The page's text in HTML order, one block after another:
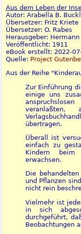
Aus dem Leben der
Autor: Arabella B.
Übersetzer: Fritz Kriete
Übersetzer: O. Rabes
Herausgeber: Hermann
Veröffentlicht: 1911
eBook erstellt: 2022-
Quelle: Project
Aus der Reihe
Zur Einführung
einige uns
übertragen.
Überall ist
einfach zu
Kindern beim
erwachsen.
Die
und Pflanzen
nicht rein
Vielmehr ist
in sich
durchgeführt,
Beobachtungen